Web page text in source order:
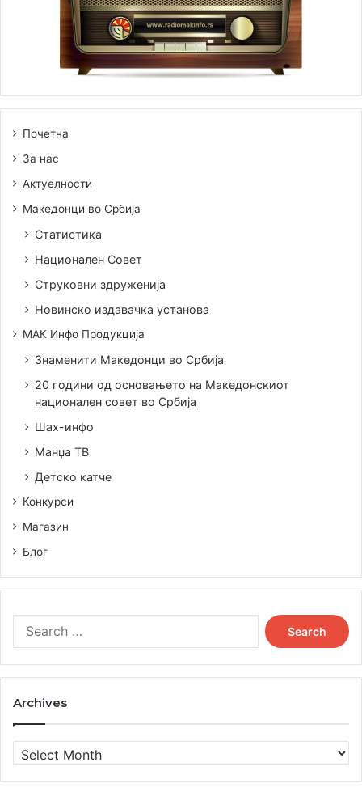
Почетна
За нас
Актуелности
Македонци во Србија
Статистика
Национален Совет
Струковни здруженија
Новинско издавачка установа
МАК Инфо Продукција
Знаменити Македонци во Србија
20 години од основањето на Македонскиот
национален совет во Србија
Шах-инфо
Манџа ТВ
Детско катче
Конкурси
Магазин
Блог
Search
for:
Archives
Archives